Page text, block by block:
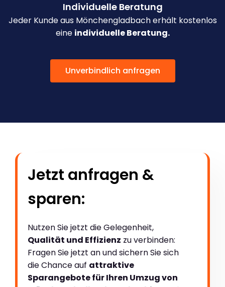
Individuelle Beratung
Jeder Kunde aus Mönchengladbach erhält kostenlos
eine individuelle Beratung.
Unverbindlich anfragen
Jetzt anfragen &
sparen:
Nutzen Sie jetzt die Gelegenheit,
Qualität und Effizienz zu verbinden:
Fragen Sie jetzt an und sichern Sie sich
die Chance auf attraktive
Sparangebote für Ihren Umzug von